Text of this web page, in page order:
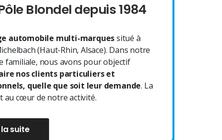
Blondel depuis 1984
automobile multi-marquessitué à
(Haut-Rhin, Alsace). Dans notre
familiale, nous avons pour objectif
nos clients particuliers et
quelle que soit leur demande. La
au cœur de notre activité.
suite